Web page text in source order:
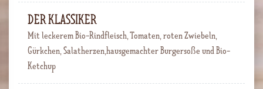
DER KLASSIKER
Mit leckerem Bio-Rindfleisch, Tomaten, roten Zwiebeln,
Gürkchen, Salatherzen,hausgemachter Burgersoße und Bio-
Ketchup